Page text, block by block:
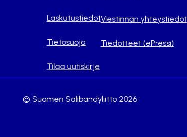
Laskutustiedot
Tietosuoja
Tilaa uutiskirje
Viestinnän yhteystiedot
Tiedotteet (ePressi)
© Suomen Salibandyliitto 2026